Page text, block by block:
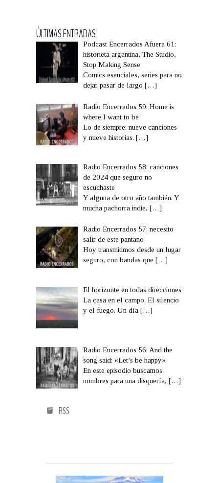
ÚLTIMAS ENTRADAS
Podcast Encerrados Afuera 61:
historieta argentina, The Studio,
Stop Making Sense
Comics esenciales, series para no
dejar pasar de largo[…]
Radio Encerrados 59: Home is
where I want to be
Lo de siempre: nueve canciones
y nueve historias.[…]
Radio Encerrados 58: canciones
de 2024 que seguro no
escuchaste
Y alguna de otro año también. Y
mucha pachorra indie,[…]
Radio Encerrados 57: necesito
salir de este pantano
Hoy transmitimos desde un lugar
seguro, con bandas que[…]
El horizonte en todas direcciones
La casa en el campo. El silencio
y el fuego. Un día[…]
Radio Encerrados 56: And the
song said: «Let’s be happy»
En este episodio buscamos
nombres para una disquería,[…]
RSS